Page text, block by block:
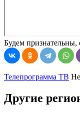
Будем признательны,
Телепрограмма ТВ
Другие